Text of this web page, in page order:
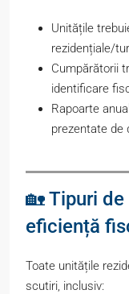
Unitățile
rezidențiale/
Cumpărătorii
identificare
Rapoarte
prezentate de
🏡 Tipuri
eficiență
Toate unitățile
scutiri, inclusiv: